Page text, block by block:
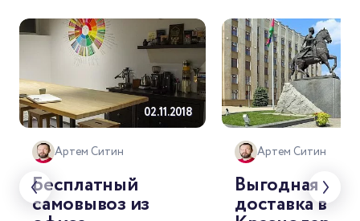
02.11.2018
Артем Ситин
Бесплатный
самовывоз из
Артем Ситин
Выгодная
доставка в